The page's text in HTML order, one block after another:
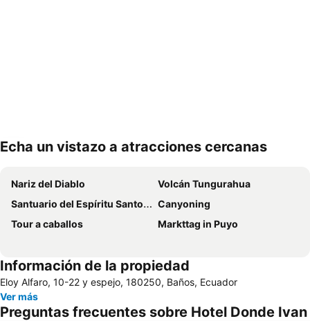
Echa un vistazo a atracciones cercanas
Nariz del Diablo
Volcán Tungurahua
Santuario del Espíritu Santo y de Nuestra Señora de Guadalupe
Canyoning
Tour a caballos
Markttag in Puyo
Información de la propiedad
Eloy Alfaro, 10-22 y espejo, 180250, Baños, Ecuador
Ver más
Preguntas frecuentes sobre Hotel Donde Ivan